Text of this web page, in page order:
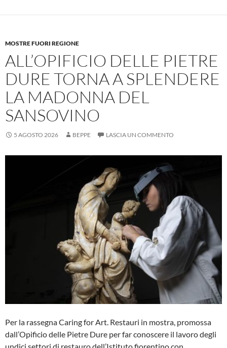
MOSTRE FUORI REGIONE
ALL’OPIFICIO DELLE PIETRE
DURE TORNA A SPLENDERE
LA MADONNA DEL
SANSOVINO
5 AGOSTO 2026 BEPPE LASCIA UN COMMENTO
Per la rassegna Caring for Art. Restauri in mostra, promossa
dall’Opificio delle Pietre Dure per far conoscere il lavoro degli